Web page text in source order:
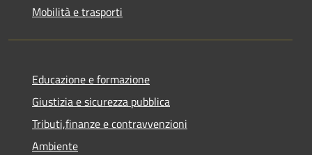
Mobilità e trasporti
Educazione e formazione
Giustizia e sicurezza pubblica
Tributi,finanze e contravvenzioni
Ambiente